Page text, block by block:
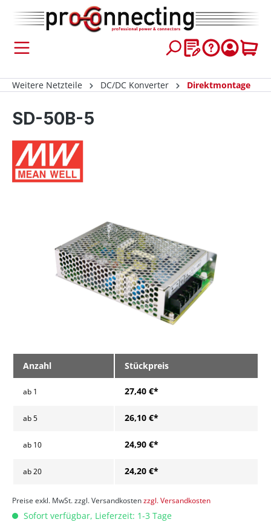
springen
Weitere Netzteile DC/DC Konverter Direktmontage
SD-50B-5
Anzahl Stückpreis
ab 1 27,40 €*
ab5 26,10 €*
ab 10 24,90 €*
ab20 24,20 €*
Preise exkl. MwSt. zzgl. Versandkostenzzgl. Versandkosten
Sofort verfügbar, Lieferzeit: 1-3 Tage